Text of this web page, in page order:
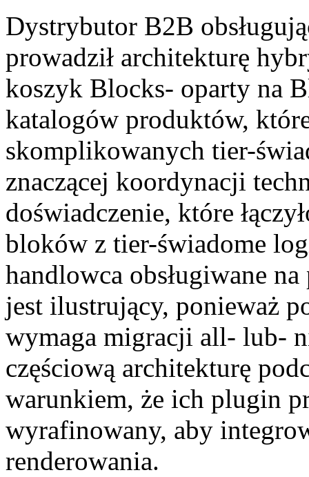
Dystrybutor B2B
prowadził architekturę
koszyk Blocks- oparty na
katalogów produktów,
skomplikowanych tier-
znaczącej koordynacji
doświadczenie, które
bloków z tier-świadome
handlowca obsługiwane
jest ilustrujący, ponieważ
wymaga migracji all- lub-
częściową architekturę
warunkiem, że ich plugin
wyrafinowany, aby
renderowania.